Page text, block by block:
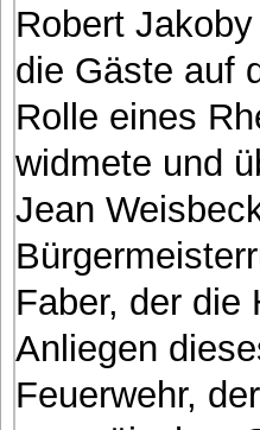
Robert
die Gäste auf
Rolle eines
widmete und
Jean
Faber, der die
Anliegen
Feuerwehr,